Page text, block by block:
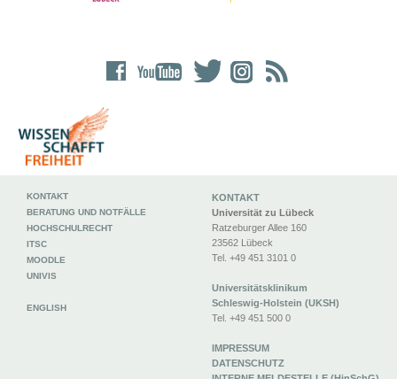
KONTAKT
Universität zu Lübeck
Ratzeburger Allee 160
23562 Lübeck
Tel. +49 451 3101 0
Universitätsklinikum
Schleswig-Holstein (UKSH)
Tel. +49 451 500 0
IMPRESSUM
DATENSCHUTZ
KONTAKT
BERATUNG UND NOTFÄLLE
HOCHSCHULRECHT
ITSC
MOODLE
UNIVIS
ENGLISH